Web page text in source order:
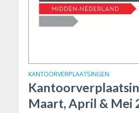
KANTOORVERPLAATSINGEN
Maart, April & Mei